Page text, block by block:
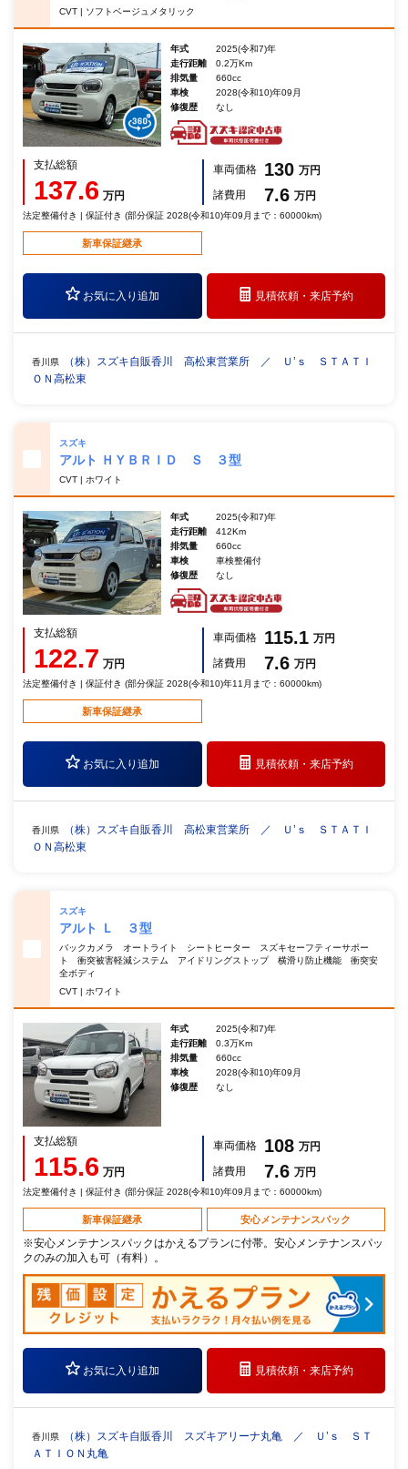
CVT | ソフトベージュメタリック
年式
2025(令和7)年
走行距離
0.2万Km
排気量
660cc
車検
2028(令和10)年09月
修復歴
なし
支払総額
137.6 万円
車両価格 130 万円
諸費用
7.6 万円
法定整備付き | 保証付き (部分保証 2028(令和10)年09月まで：60000km)
新車保証継承
お気に入り追加 見積依頼・来店予約
香川県
（株）スズキ自販香川 高松東営業所 ／ Ｕ’ｓ ＳＴＡＴＩ
ＯＮ高松東
スズキ
アルト ＨＹＢＲＩＤ Ｓ ３型
CVT | ホワイト
年式
2025(令和7)年
走行距離
412Km
排気量
660cc
車検
車検整備付
修復歴
なし
支払総額
122.7 万円
車両価格 115.1 万円
諸費用
7.6 万円
法定整備付き | 保証付き (部分保証 2028(令和10)年11月まで：60000km)
新車保証継承
お気に入り追加 見積依頼・来店予約
香川県
（株）スズキ自販香川 高松東営業所 ／ Ｕ’ｓ ＳＴＡＴＩ
ＯＮ高松東
スズキ
アルト Ｌ ３型
バックカメラ オートライト シートヒーター スズキセーフティーサポー
ト 衝突被害軽減システム アイドリングストップ 横滑り防止機能 衝突安
全ボディ
CVT | ホワイト
年式
2025(令和7)年
走行距離
0.3万Km
排気量
660cc
車検
2028(令和10)年09月
修復歴
なし
支払総額
115.6 万円
車両価格 108 万円
諸費用
7.6 万円
法定整備付き | 保証付き (部分保証 2028(令和10)年09月まで：60000km)
新車保証継承 安心メンテナンスパック
※安心メンテナンスパックはかえるプランに付帯。安心メンテナンスパッ
クのみの加入も可（有料）。
お気に入り追加 見積依頼・来店予約
香川県
（株）スズキ自販香川 スズキアリーナ丸亀 ／ Ｕ’ｓ ＳＴ
ＡＴＩＯＮ丸亀